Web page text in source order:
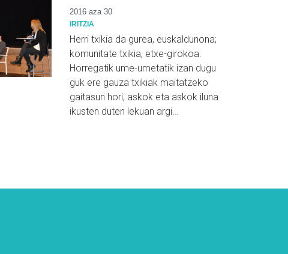
2016 aza 30
IRITZIA
Herri txikia da gurea, euskaldunona;
komunitate txikia, etxe-girokoa.
Horregatik ume-umetatik izan dugu
guk ere gauza txikiak maitatzeko
gaitasun hori, askok eta askok iluna
ikusten duten lekuan argi…